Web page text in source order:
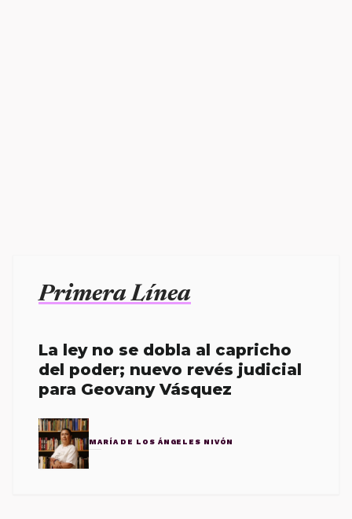
Primera Línea
La ley no se dobla al capricho
del poder; nuevo revés judicial
para Geovany Vásquez
MARÍA DE LOS ÁNGELES NIVÓN